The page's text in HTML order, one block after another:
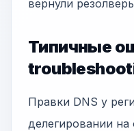
вернули
Типичные
Правки DNS у
делегировании